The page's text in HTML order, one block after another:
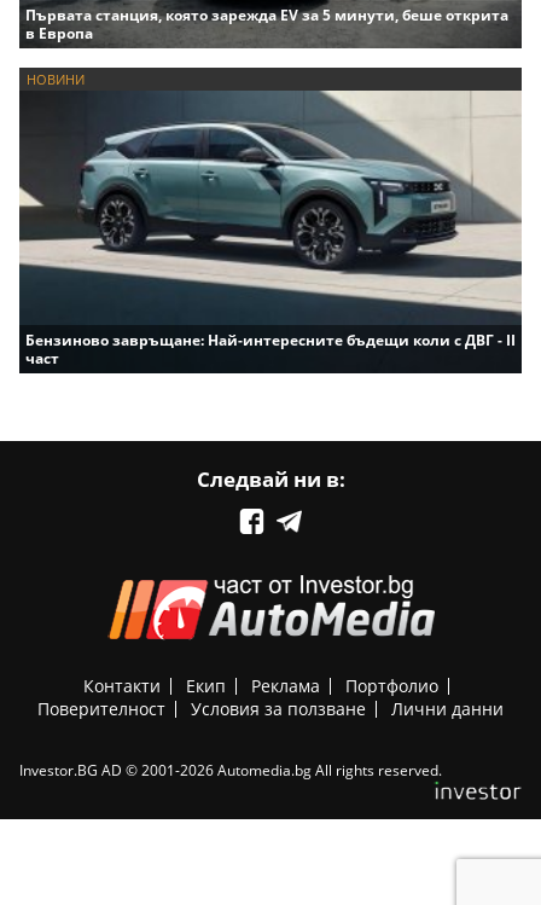
Първата станция, която зарежда EV за 5 минути, беше открита
в Европа
НОВИНИ
Бензиново завръщане: Най-интересните бъдещи коли с ДВГ - II
част
Следвай ни в:
Контакти Екип Реклама
Портфолио
Поверителност
Условия за ползване Лични данни
Investor.BG AD © 2001-2026 Automedia.bg All rights reserved.